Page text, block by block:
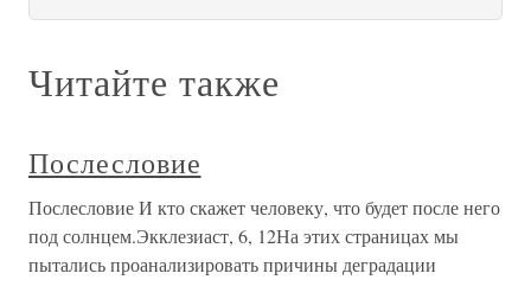
Читайте также
Послесловие
Послесловие И кто скажет человеку, что будет после него
под солнцем.Экклезиаст, 6, 12На этих страницах мы
пытались проанализировать причины деградации